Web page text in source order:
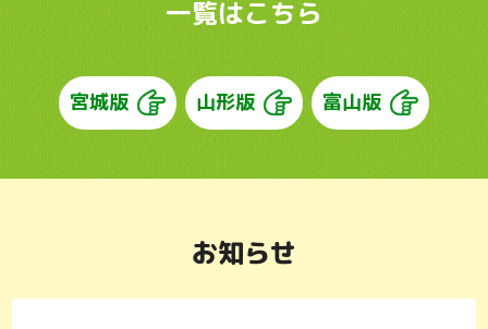
一覧はこちら
宮城版 山形版 富山版
お知らせ